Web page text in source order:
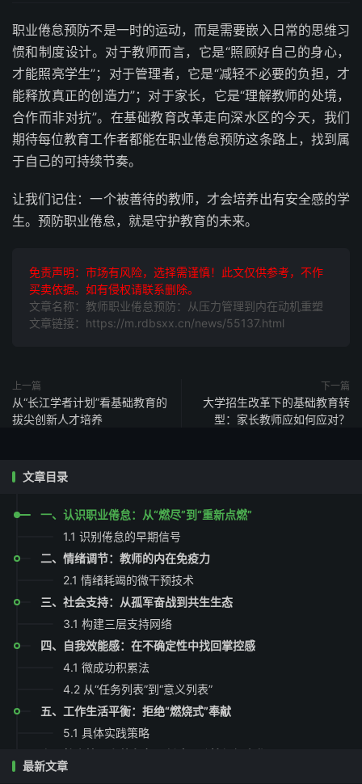
职业倦怠预防不是一时的运动，而是需要嵌入日常的思维习
惯和制度设计。对于教师而言，它是“照顾好自己的身心，
才能照亮学生”；对于管理者，它是“减轻不必要的负担，才
能释放真正的创造力”；对于家长，它是“理解教师的处境，
合作而非对抗”。在基础教育改革走向深水区的今天，我们
期待每位教育工作者都能在职业倦怠预防这条路上，找到属
于自己的可持续节奏。
让我们记住：一个被善待的教师，才会培养出有安全感的学
生。预防职业倦怠，就是守护教育的未来。
免责声明：市场有风险，选择需谨慎！此文仅供参考，不作
买卖依据。如有侵权请联系删除。
文章名称：教师职业倦怠预防：从压力管理到内在动机重塑
文章链接：https://m.rdbsxx.cn/news/55137.html
上一篇
从“长江学者计划”看基础教育的
拔尖创新人才培养
下一篇
大学招生改革下的基础教育转
型：家长教师应如何应对？
文章目录
一、认识职业倦怠：从“燃尽”到“重新点燃”
1.1 识别倦怠的早期信号
二、情绪调节：教师的内在免疫力
2.1 情绪耗竭的微干预技术
三、社会支持：从孤军奋战到共生生态
3.1 构建三层支持网络
四、自我效能感：在不确定性中找回掌控感
4.1 微成功积累法
4.2 从“任务列表”到“意义列表”
五、工作生活平衡：拒绝“燃烧式”奉献
5.1 具体实践策略
结语：让预防成为教育的底色
最新文章